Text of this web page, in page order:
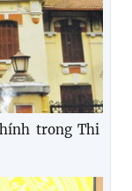
trong Thi